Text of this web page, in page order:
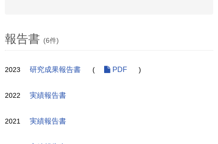
報告書 (6件)
2023 研究成果報告書 ( PDF )
2022 実績報告書
2021 実績報告書